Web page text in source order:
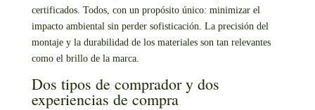
certificados. Todos, con un propósito único: minimizar el
impacto ambiental sin perder sofisticación. La precisión del
montaje y la durabilidad de los materiales son tan relevantes
como el brillo de la marca.
Dos tipos de comprador y dos
experiencias de compra